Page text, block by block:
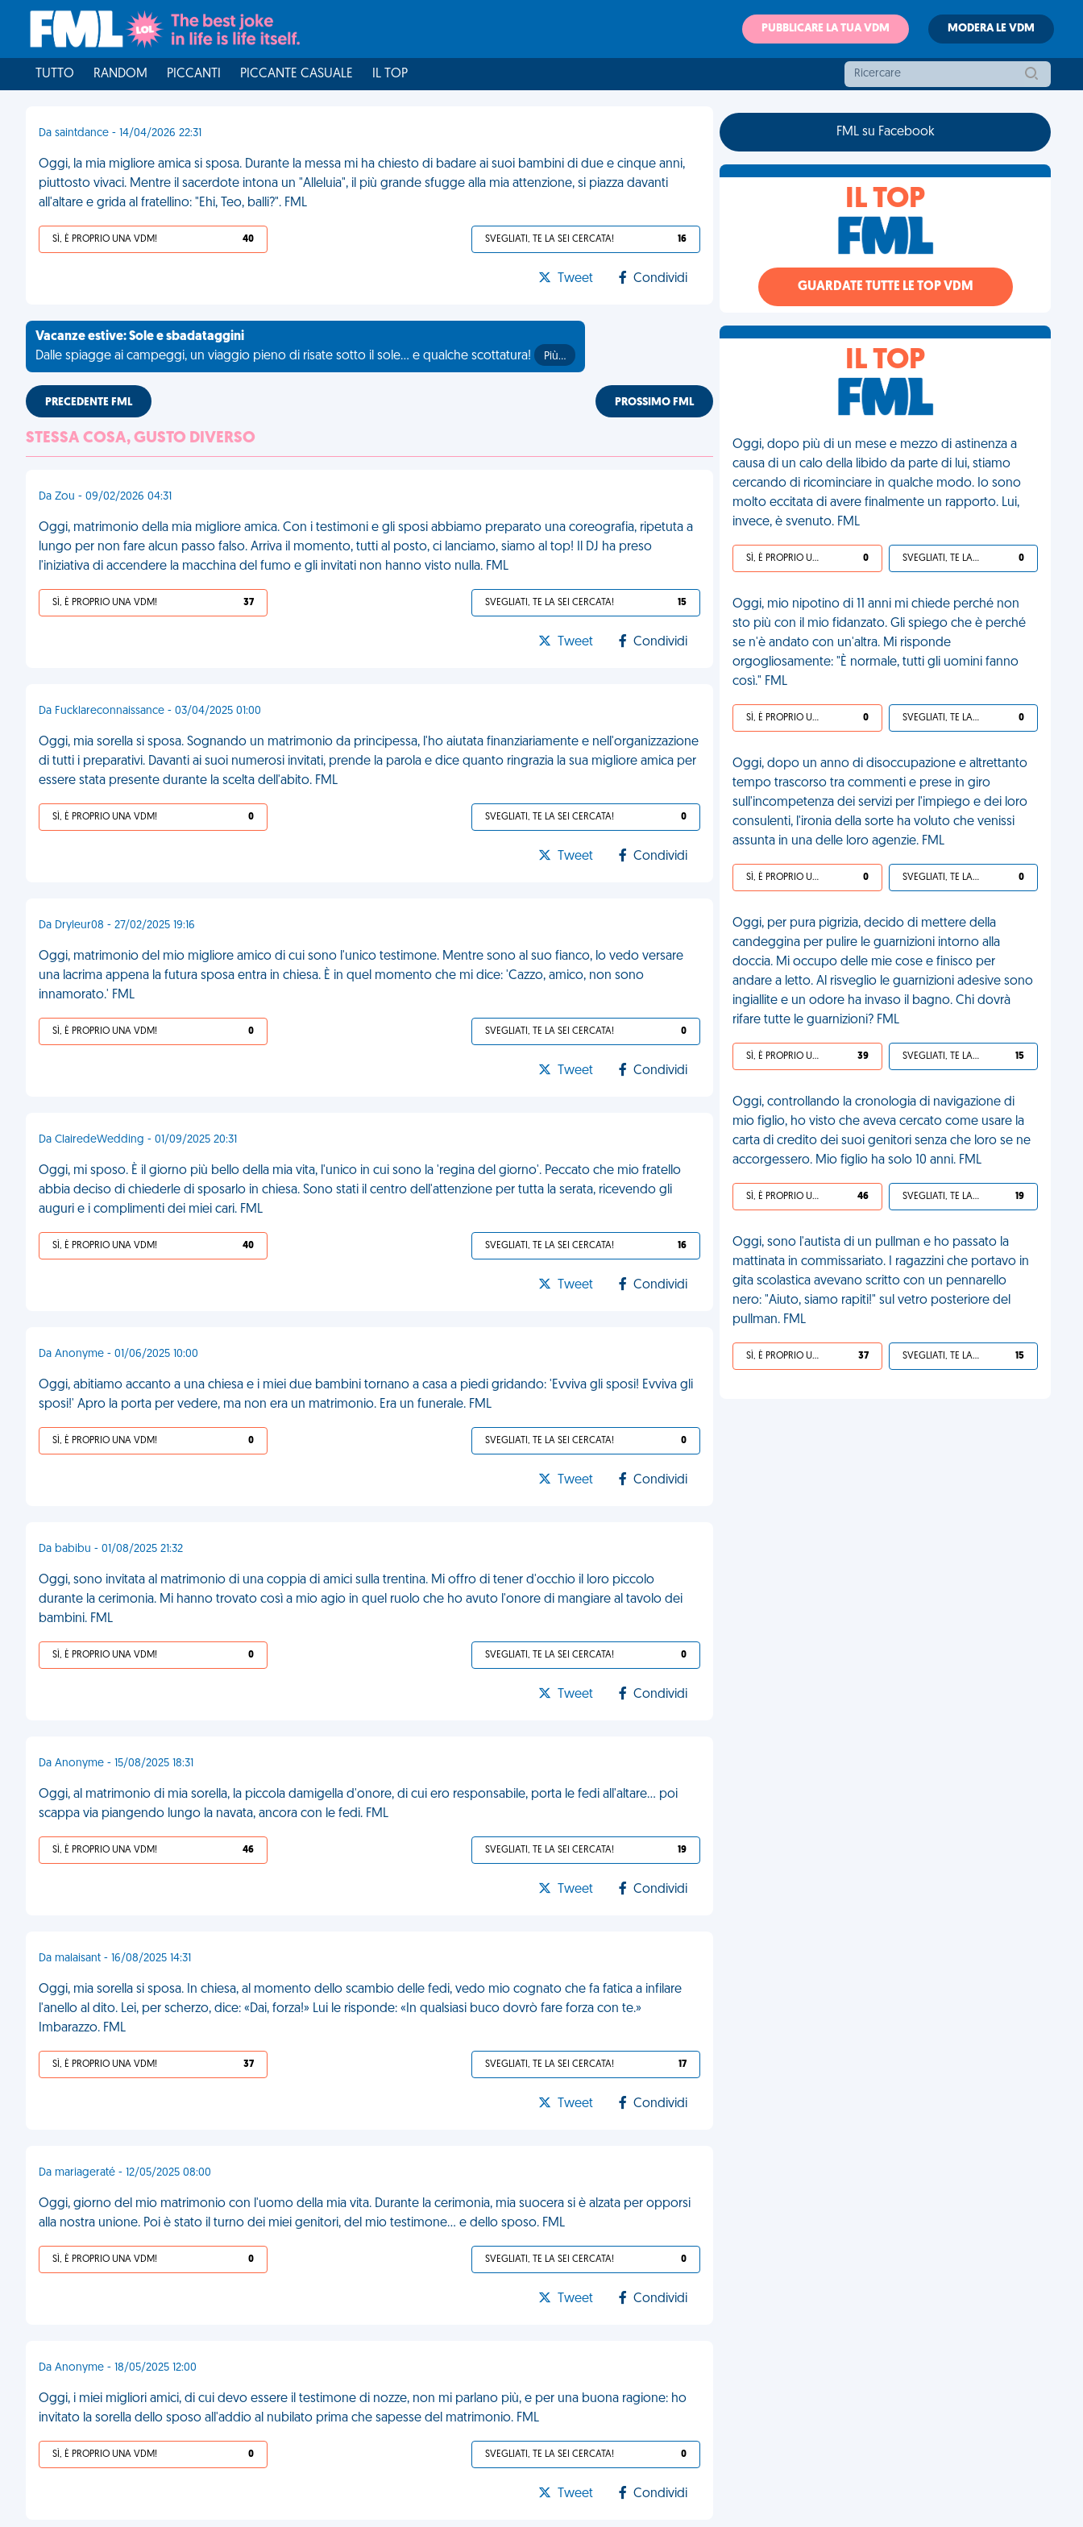
PUBBLICARE LA TUA VDM MODERA LE VDM
TUTTO RANDOM PICCANTI PICCANTE CASUALE IL TOP
Da saintdance - 14/04/2026 22:31
Oggi, la mia migliore amica si sposa. Durante la messa mi ha chiesto di badare ai suoi bambini di due e cinque anni,
piuttosto vivaci. Mentre il sacerdote intona un "Alleluia", il più grande sfugge alla mia attenzione, si piazza davanti
all'altare e grida al fratellino: "Ehi, Teo, balli?". FML
SÌ, È PROPRIO UNA VDM! 40 SVEGLIATI, TE LA SEI CERCATA! 16
Tweet Condividi
Vacanze estive: Sole e sbadataggini
Dalle spiagge ai campeggi, un viaggio pieno di risate sotto il sole... e qualche scottatura!
Più…
PRECEDENTE FML PROSSIMO FML
STESSA COSA, GUSTO DIVERSO
Da Zou - 09/02/2026 04:31
Oggi, matrimonio della mia migliore amica. Con i testimoni e gli sposi abbiamo preparato una coreografia, ripetuta a
lungo per non fare alcun passo falso. Arriva il momento, tutti al posto, ci lanciamo, siamo al top! Il DJ ha preso
l'iniziativa di accendere la macchina del fumo e gli invitati non hanno visto nulla. FML
SÌ, È PROPRIO UNA VDM! 37 SVEGLIATI, TE LA SEI CERCATA! 15
Tweet Condividi
Da Fucklareconnaissance - 03/04/2025 01:00
Oggi, mia sorella si sposa. Sognando un matrimonio da principessa, l'ho aiutata finanziariamente e nell'organizzazione
di tutti i preparativi. Davanti ai suoi numerosi invitati, prende la parola e dice quanto ringrazia la sua migliore amica per
essere stata presente durante la scelta dell'abito. FML
SÌ, È PROPRIO UNA VDM! 0 SVEGLIATI, TE LA SEI CERCATA! 0
Tweet Condividi
Da Dryleur08 - 27/02/2025 19:16
Oggi, matrimonio del mio migliore amico di cui sono l'unico testimone. Mentre sono al suo fianco, lo vedo versare
una lacrima appena la futura sposa entra in chiesa. È in quel momento che mi dice: 'Cazzo, amico, non sono
innamorato.' FML
SÌ, È PROPRIO UNA VDM! 0 SVEGLIATI, TE LA SEI CERCATA! 0
Tweet Condividi
Da ClairedeWedding - 01/09/2025 20:31
Oggi, mi sposo. È il giorno più bello della mia vita, l'unico in cui sono la 'regina del giorno'. Peccato che mio fratello
abbia deciso di chiederle di sposarlo in chiesa. Sono stati il centro dell'attenzione per tutta la serata, ricevendo gli
auguri e i complimenti dei miei cari. FML
SÌ, È PROPRIO UNA VDM! 40 SVEGLIATI, TE LA SEI CERCATA! 16
Tweet Condividi
Da Anonyme - 01/06/2025 10:00
Oggi, abitiamo accanto a una chiesa e i miei due bambini tornano a casa a piedi gridando: 'Evviva gli sposi! Evviva gli
sposi!' Apro la porta per vedere, ma non era un matrimonio. Era un funerale. FML
SÌ, È PROPRIO UNA VDM! 0 SVEGLIATI, TE LA SEI CERCATA! 0
Tweet Condividi
Da babibu - 01/08/2025 21:32
Oggi, sono invitata al matrimonio di una coppia di amici sulla trentina. Mi offro di tener d'occhio il loro piccolo
durante la cerimonia. Mi hanno trovato così a mio agio in quel ruolo che ho avuto l'onore di mangiare al tavolo dei
bambini. FML
SÌ, È PROPRIO UNA VDM! 0 SVEGLIATI, TE LA SEI CERCATA! 0
Tweet Condividi
Da Anonyme - 15/08/2025 18:31
Oggi, al matrimonio di mia sorella, la piccola damigella d'onore, di cui ero responsabile, porta le fedi all'altare… poi
scappa via piangendo lungo la navata, ancora con le fedi. FML
SÌ, È PROPRIO UNA VDM! 46 SVEGLIATI, TE LA SEI CERCATA! 19
Tweet Condividi
Da malaisant - 16/08/2025 14:31
Oggi, mia sorella si sposa. In chiesa, al momento dello scambio delle fedi, vedo mio cognato che fa fatica a infilare
l'anello al dito. Lei, per scherzo, dice: «Dai, forza!» Lui le risponde: «In qualsiasi buco dovrò fare forza con te.»
Imbarazzo. FML
SÌ, È PROPRIO UNA VDM! 37 SVEGLIATI, TE LA SEI CERCATA! 17
Tweet Condividi
Da mariageraté - 12/05/2025 08:00
Oggi, giorno del mio matrimonio con l'uomo della mia vita. Durante la cerimonia, mia suocera si è alzata per opporsi
alla nostra unione. Poi è stato il turno dei miei genitori, del mio testimone... e dello sposo. FML
SÌ, È PROPRIO UNA VDM! 0 SVEGLIATI, TE LA SEI CERCATA! 0
Tweet Condividi
Da Anonyme - 18/05/2025 12:00
Oggi, i miei migliori amici, di cui devo essere il testimone di nozze, non mi parlano più, e per una buona ragione: ho
invitato la sorella dello sposo all'addio al nubilato prima che sapesse del matrimonio. FML
SÌ, È PROPRIO UNA VDM! 0 SVEGLIATI, TE LA SEI CERCATA! 0
Tweet Condividi
FML su Facebook
IL TOP
GUARDATE TUTTE LE TOP VDM
IL TOP
Oggi, dopo più di un mese e mezzo di astinenza a
causa di un calo della libido da parte di lui, stiamo
cercando di ricominciare in qualche modo. Io sono
molto eccitata di avere finalmente un rapporto. Lui,
invece, è svenuto. FML
SÌ, È PROPRIO UNA VDM! 0 SVEGLIATI, TE LA SEI CERCATA! 0
Oggi, mio nipotino di 11 anni mi chiede perché non
sto più con il mio fidanzato. Gli spiego che è perché
se n'è andato con un'altra. Mi risponde
orgogliosamente: "È normale, tutti gli uomini fanno
così." FML
SÌ, È PROPRIO UNA VDM! 0 SVEGLIATI, TE LA SEI CERCATA! 0
Oggi, dopo un anno di disoccupazione e altrettanto
tempo trascorso tra commenti e prese in giro
sull'incompetenza dei servizi per l'impiego e dei loro
consulenti, l'ironia della sorte ha voluto che venissi
assunta in una delle loro agenzie. FML
SÌ, È PROPRIO UNA VDM! 0 SVEGLIATI, TE LA SEI CERCATA! 0
Oggi, per pura pigrizia, decido di mettere della
candeggina per pulire le guarnizioni intorno alla
doccia. Mi occupo delle mie cose e finisco per
andare a letto. Al risveglio le guarnizioni adesive sono
ingiallite e un odore ha invaso il bagno. Chi dovrà
rifare tutte le guarnizioni? FML
SÌ, È PROPRIO UNA VDM! 39 SVEGLIATI, TE LA SEI CERCATA! 15
Oggi, controllando la cronologia di navigazione di
mio figlio, ho visto che aveva cercato come usare la
carta di credito dei suoi genitori senza che loro se ne
accorgessero. Mio figlio ha solo 10 anni. FML
SÌ, È PROPRIO UNA VDM! 46 SVEGLIATI, TE LA SEI CERCATA! 19
Oggi, sono l'autista di un pullman e ho passato la
mattinata in commissariato. I ragazzini che portavo in
gita scolastica avevano scritto con un pennarello
nero: "Aiuto, siamo rapiti!" sul vetro posteriore del
pullman. FML
SÌ, È PROPRIO UNA VDM! 37 SVEGLIATI, TE LA SEI CERCATA! 15